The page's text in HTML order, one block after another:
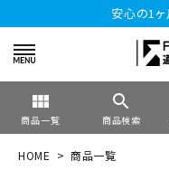
安心の1
view_module
商品一覧
search
商品検索
HOME 商品一覧